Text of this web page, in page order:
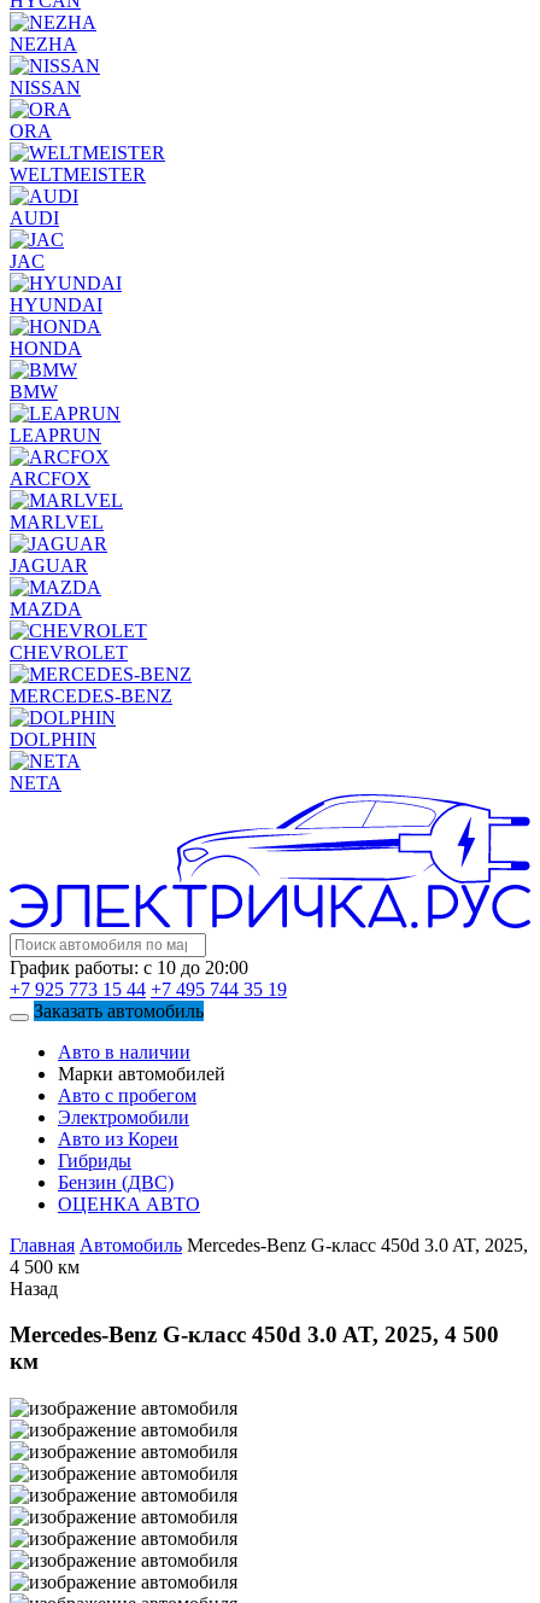
NEZHA
NISSAN
ORA
WELTMEISTER
AUDI
JAC
HYUNDAI
HONDA
BMW
LEAPRUN
ARCFOX
MARLVEL
JAGUAR
MAZDA
CHEVROLET
MERCEDES-BENZ
DOLPHIN
NETA
График работы: с 10 до 20:00
+7 925 773 15 44 +7 495 744 35 19
Заказать автомобиль
Авто в наличии
Марки автомобилей
Авто с пробегом
Электромобили
Авто из Кореи
Гибриды
Бензин (ДВС)
ОЦЕНКА АВТО
Главная Автомобиль Mercedes-Benz G-класс 450d 3.0 AT, 2025,
4 500 км
Назад
Mercedes-Benz G-класс 450d 3.0 AT, 2025, 4 500
км